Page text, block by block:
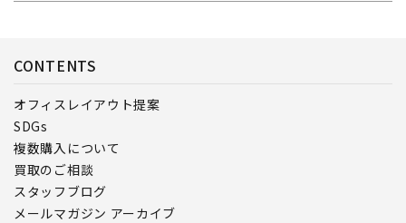
CONTENTS
オフィスレイアウト提案
SDGs
複数購入について
買取のご相談
スタッフブログ
メールマガジン アーカイブ